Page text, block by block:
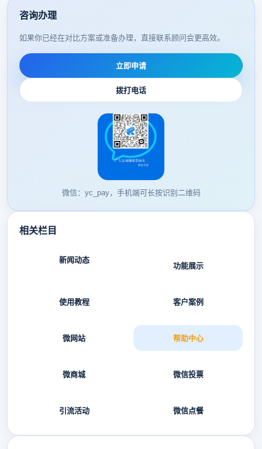
咨询办理
如果你已经在对比方案或准备办理，直接联系顾问会更高效。
立即申请
拨打电话
微信：yc_pay，手机端可长按识别二维码
相关栏目
新闻动态
功能展示
使用教程 客户案例
微网站 帮助中心
微商城 微信投票
引流活动 微信点餐